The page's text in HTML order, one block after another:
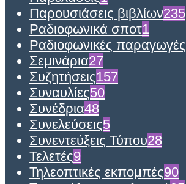
Παρουσιάσεις βιβλίων235
Ραδιοφωνικά σποτ1
Ραδιοφωνικές παραγωγές
Σεμινάρια27
Συζητήσεις157
Συναυλίες50
Συνέδρια48
Συνελεύσεις5
Συνεντεύξεις Τύπου28
Τελετές9
Τηλεοπτικές εκπομπές90